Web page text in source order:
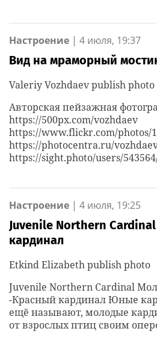
Настроение | 4 июля, 19:37
Вид на мраморный
Valeriy Vozhdaev publish photo
Авторская пейзажная
https://500px.com/vozhdaev
https://www.flickr.com/photos/
https://photocentra.ru/
https://sight.photo/users/
Настроение | 4 июля, 19:25
Juvenile Northern
кардинал
Etkind Elizabeth publish photo
Juvenile Northern Cardinal
-Красный кардинал Юные
ещё называют, молодые
от взрослых птиц своим